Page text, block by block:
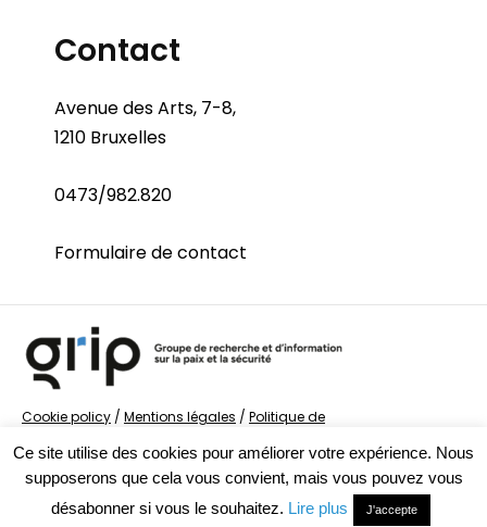
Contact
Avenue des Arts, 7-8,
1210 Bruxelles
0473/982.820
Formulaire de contact
Cookie policy / Mentions légales / Politique de
la Sécurité
Ce site utilise des cookies pour améliorer votre expérience. Nous
supposerons que cela vous convient, mais vous pouvez vous
désabonner si vous le souhaitez. Lire plus J'accepte